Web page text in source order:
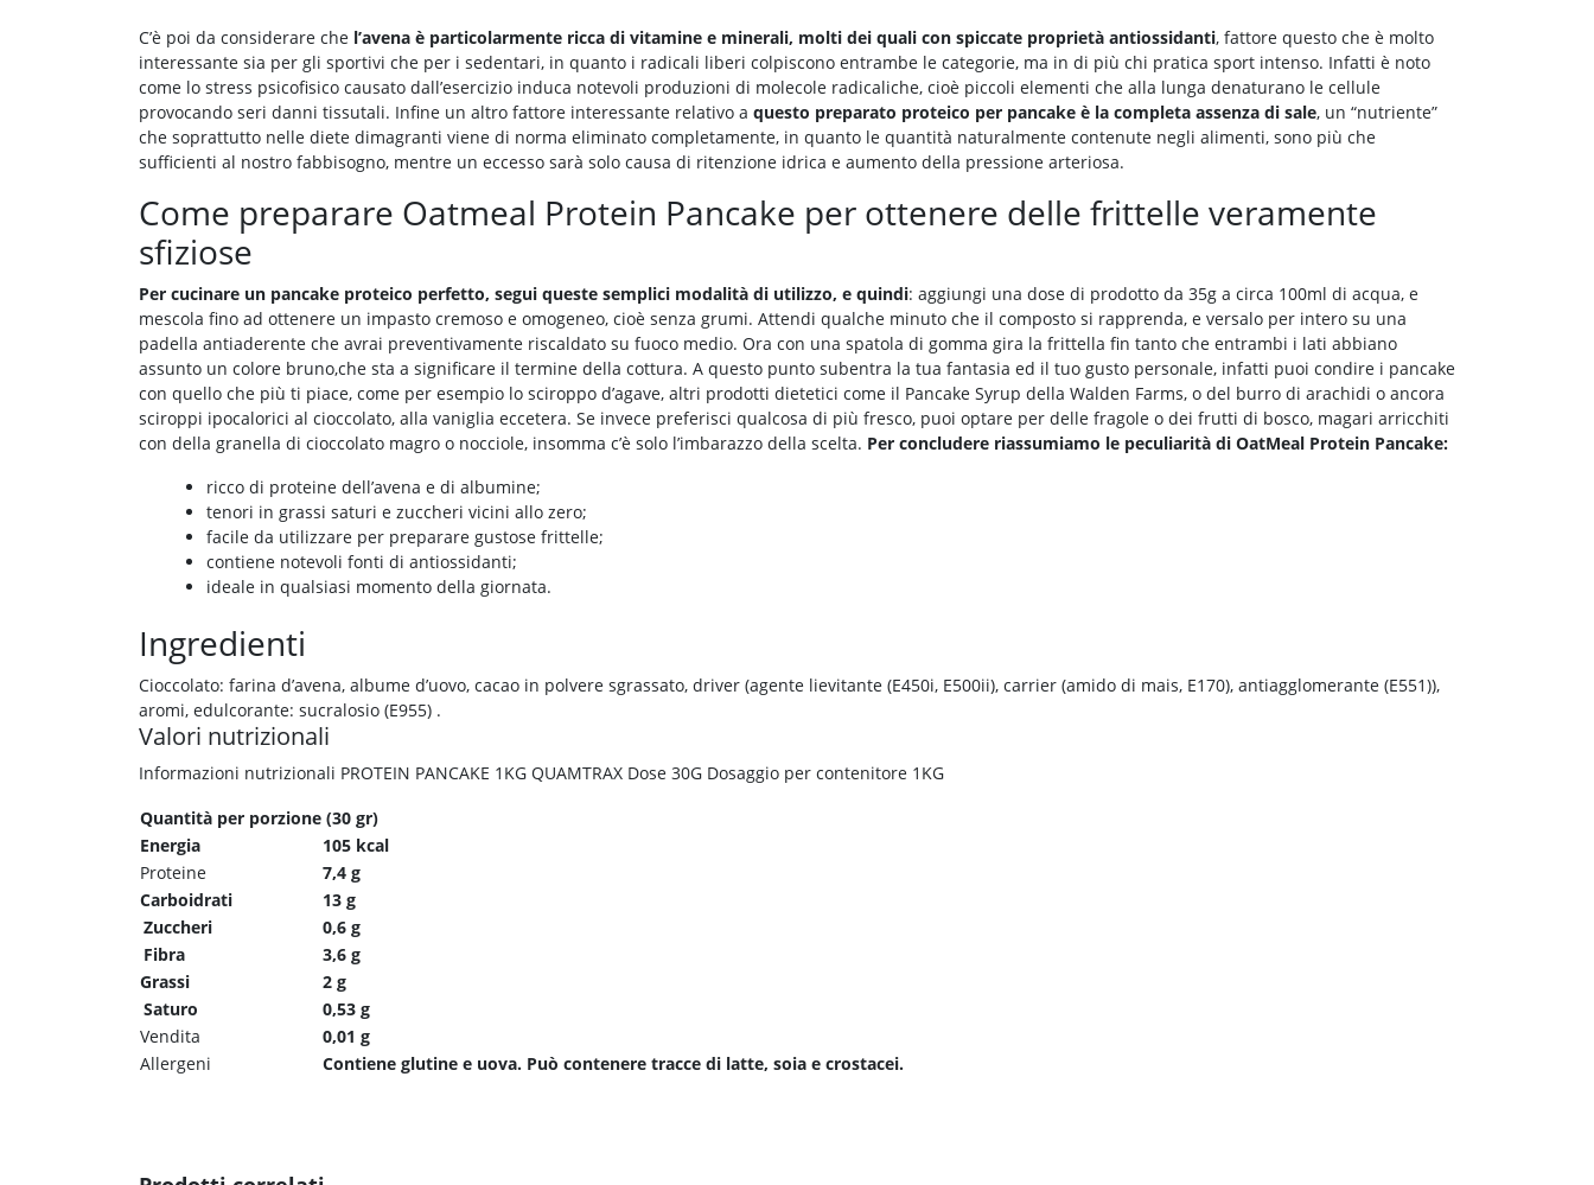
C’è poi da considerare che l’avena è particolarmente ricca di vitamine e minerali, molti dei quali con spiccate proprietà antiossidanti, fattore questo che è molto
interessante sia per gli sportivi che per i sedentari, in quanto i radicali liberi colpiscono entrambe le categorie, ma in di più chi pratica sport intenso. Infatti è noto
come lo stress psicofisico causato dall’esercizio induca notevoli produzioni di molecole radicaliche, cioè piccoli elementi che alla lunga denaturano le cellule
provocando seri danni tissutali. Infine un altro fattore interessante relativo a questo preparato proteico per pancake è la completa assenza di sale, un “nutriente”
che soprattutto nelle diete dimagranti viene di norma eliminato completamente, in quanto le quantità naturalmente contenute negli alimenti, sono più che
sufficienti al nostro fabbisogno, mentre un eccesso sarà solo causa di ritenzione idrica e aumento della pressione arteriosa.
Come preparare Oatmeal Protein Pancake per ottenere delle frittelle veramente
sfiziose
Per cucinare un pancake proteico perfetto, segui queste semplici modalità di utilizzo, e quindi: aggiungi una dose di prodotto da 35g a circa 100ml di acqua, e
mescola fino ad ottenere un impasto cremoso e omogeneo, cioè senza grumi. Attendi qualche minuto che il composto si rapprenda, e versalo per intero su una
padella antiaderente che avrai preventivamente riscaldato su fuoco medio. Ora con una spatola di gomma gira la frittella fin tanto che entrambi i lati abbiano
assunto un colore bruno,che sta a significare il termine della cottura. A questo punto subentra la tua fantasia ed il tuo gusto personale, infatti puoi condire i pancake
con quello che più ti piace, come per esempio lo sciroppo d’agave, altri prodotti dietetici come il Pancake Syrup della Walden Farms, o del burro di arachidi o ancora
sciroppi ipocalorici al cioccolato, alla vaniglia eccetera. Se invece preferisci qualcosa di più fresco, puoi optare per delle fragole o dei frutti di bosco, magari arricchiti
con della granella di cioccolato magro o nocciole, insomma c’è solo l’imbarazzo della scelta. Per concludere riassumiamo le peculiarità di OatMeal Protein Pancake:
ricco di proteine dell’avena e di albumine;
tenori in grassi saturi e zuccheri vicini allo zero;
facile da utilizzare per preparare gustose frittelle;
contiene notevoli fonti di antiossidanti;
ideale in qualsiasi momento della giornata.
Ingredienti
Cioccolato: farina d’avena, albume d’uovo, cacao in polvere sgrassato, driver (agente lievitante (E450i, E500ii), carrier (amido di mais, E170), antiagglomerante (E551)),
aromi, edulcorante: sucralosio (E955) .
Valori nutrizionali
Informazioni nutrizionali PROTEIN PANCAKE 1KG QUAMTRAX Dose 30G Dosaggio per contenitore 1KG
Quantità per porzione (30 gr)
Energia
105 kcal
Proteine
7,4 g
Carboidrati
13 g
Zuccheri
0,6 g
Fibra
3,6 g
Grassi
2 g
Saturo
0,53 g
Vendita
0,01 g
Allergeni
Contiene glutine e uova. Può contenere tracce di latte, soia e crostacei.